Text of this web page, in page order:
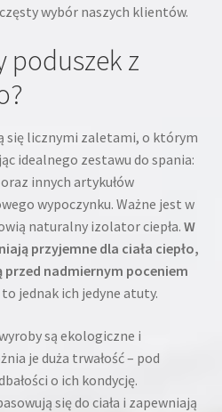
wybór naszych klientów.
poduszek z
się licznymi zaletami, o którym
idealnego zestawu do spania:
innych artykułów
wypoczynku. Ważne jest w
naturalny izolator ciepła. W
przyjemne dla ciała ciepło,
nadmiernym poceniem
to jednak ich jedyne atuty.
są ekologiczne i
je duża trwałość – pod
o ich kondycję.
się do ciała i zapewniają